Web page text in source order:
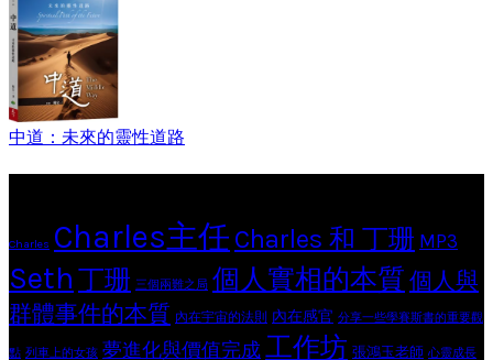
中道：未來的靈性道路
Charles Charles主任 Charles 和 丁珊 MP3
Seth 丁珊 三個兩難之局 個人實相的本質 個人與
群體事件的本質 內在宇宙的法則 內在感官 分享一些學賽斯書的重要觀
點 列車上的女孩 夢進化與價值完成工作坊 張鴻玉老師 心靈成長